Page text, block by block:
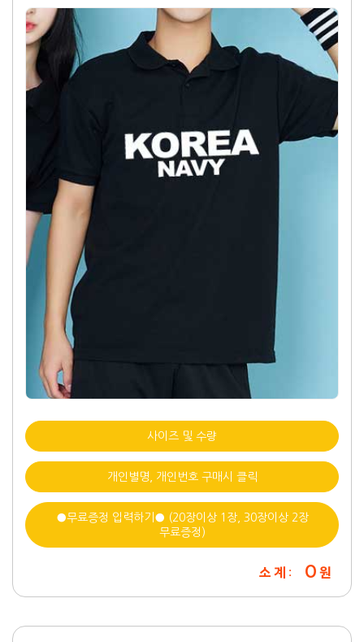
사이즈 및 수량
개인별명, 개인번호 구매시 클릭
●무료증정 입력하기● (20장이상 1장, 30장이상 2장
무료증정)
소 계 : 0원